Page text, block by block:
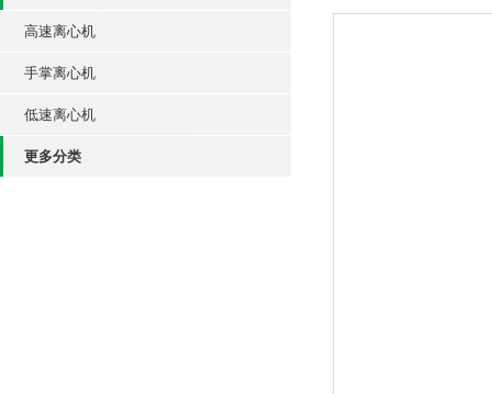
高速离心机
手掌离心机
低速离心机
更多分类